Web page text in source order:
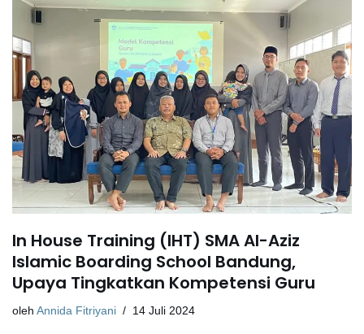
In House Training (IHT) SMA Al-Aziz
Islamic Boarding School Bandung,
Upaya Tingkatkan Kompetensi Guru
oleh Annida Fitriyani 14 Juli 2024